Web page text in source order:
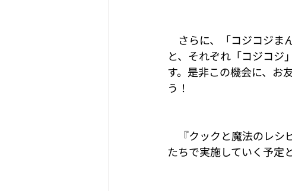
さらに、「コジコジま
と、それぞれ「コジコジ
す。是非この機会に、お
う！
『クックと魔法のレシ
たちで実施していく予定